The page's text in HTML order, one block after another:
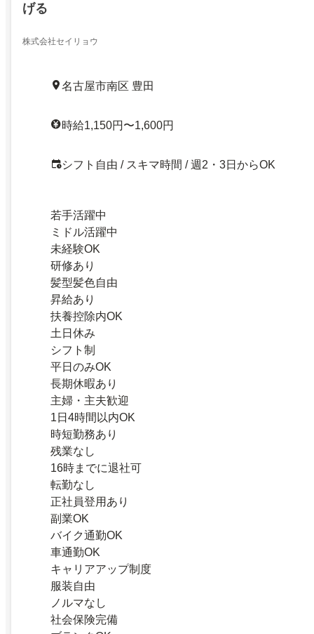
げる
株式会社セイリョウ
名古屋市南区 豊田
時給1,150円〜1,600円
シフト自由 / スキマ時間 / 週2・3日からOK
若手活躍中
ミドル活躍中
未経験OK
研修あり
髪型髪色自由
昇給あり
扶養控除内OK
土日休み
シフト制
平日のみOK
長期休暇あり
主婦・主夫歓迎
1日4時間以内OK
時短勤務あり
残業なし
16時までに退社可
転勤なし
正社員登用あり
副業OK
バイク通勤OK
車通勤OK
キャリアアップ制度
服装自由
ノルマなし
社会保険完備